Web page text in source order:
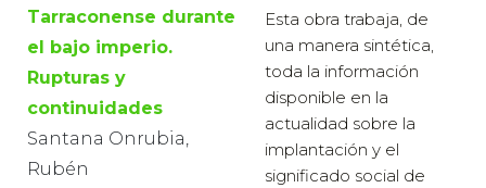
Tarraconense durante
el bajo imperio.
Rupturas y
continuidades
Santana Onrubia,
Rubén
Esta obra trabaja, de
una manera sintética,
toda la información
disponible en la
actualidad sobre la
implantación y el
significado social de